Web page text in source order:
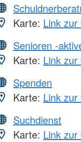
Karte: Link
Senioren -
Karte: Link
Spenden
Karte: Link
Suchdienst
Karte: Link